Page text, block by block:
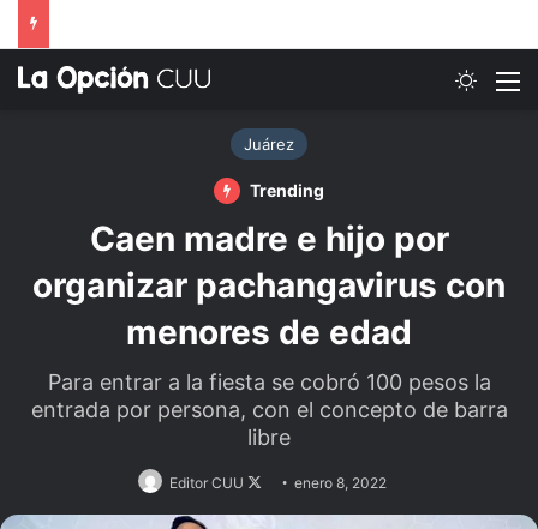
Juárez
Trending
Caen madre e hijo por
organizar pachangavirus con
menores de edad
Para entrar a la fiesta se cobró 100 pesos la
entrada por persona, con el concepto de barra
libre
Editor CUU
Follow
on
enero 8, 2022